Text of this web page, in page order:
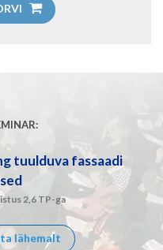
tuulduva fassaadi
2,6 TP-ga
lähemalt